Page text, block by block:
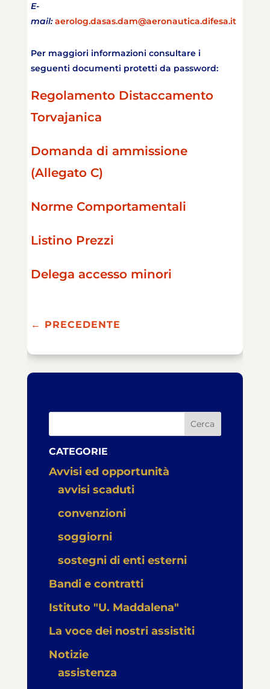
E-
mail:aerolog.dasas.dam@aeronautica.difesa.it
Per maggiori informazioni consultare i
seguenti documenti protetti da password:
Regolamento Distaccamento
Torvajanica
Domanda di ammissione
(Allegato C)
Norme Comportamentali
Listino Prezzi
Delega accesso minori
← PRECEDENTE
Cerca
CATEGORIE
Avvisi ed opportunità
avvisi scaduti
convenzioni
soggiorni
sostegni di enti esterni
Bandi e contratti
Istituto "U. Maddalena"
La voce dei nostri assistiti
Notizie
assistenza